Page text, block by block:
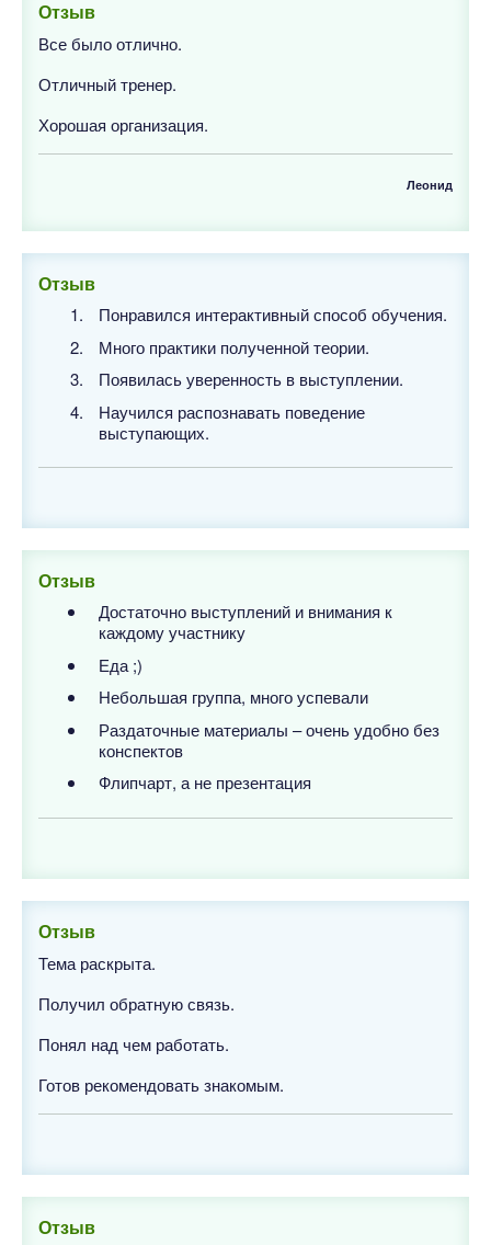
Отзыв
Все было отлично.
Отличный тренер.
Хорошая организация.
Леонид
Отзыв
Понравился интерактивный способ обучения.
Много практики полученной теории.
Появилась уверенность в выступлении.
Научился распознавать поведение
выступающих.
Отзыв
Достаточно выступлений и внимания к
каждому участнику
Еда ;)
Небольшая группа, много успевали
Раздаточные материалы – очень удобно без
конспектов
Флипчарт, а не презентация
Отзыв
Тема раскрыта.
Получил обратную связь.
Понял над чем работать.
Готов рекомендовать знакомым.
Отзыв